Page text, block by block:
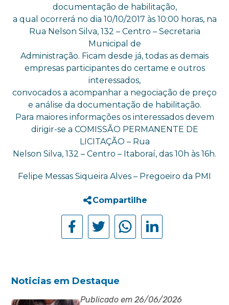
documentação de habilitação,
a qual ocorrerá no dia 10/10/2017 às 10:00 horas, na
Rua Nelson Silva, 132 – Centro – Secretaria
Municipal de
Administração. Ficam desde já, todas as demais
empresas participantes do certame e outros
interessados,
convocados a acompanhar a negociação de preço
e análise da documentação de habilitação.
Para maiores informações os interessados devem
dirigir-se a COMISSÃO PERMANENTE DE
LICITAÇÃO – Rua
Nelson Silva, 132 – Centro – Itaboraí, das 10h às 16h.
Felipe Messas Siqueira Alves – Pregoeiro da PMI
Compartilhe
Noticias em Destaque
Publicado em 26/06/2026